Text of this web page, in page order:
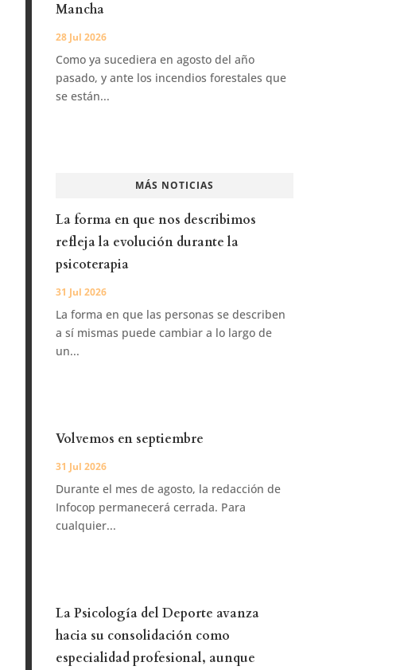
Mancha
28 Jul 2026
Como ya sucediera en agosto del año
pasado, y ante los incendios forestales que
se están...
MÁS NOTICIAS
La forma en que nos describimos
refleja la evolución durante la
psicoterapia
31 Jul 2026
La forma en que las personas se describen
a sí mismas puede cambiar a lo largo de
un...
Volvemos en septiembre
31 Jul 2026
Durante el mes de agosto, la redacción de
Infocop permanecerá cerrada. Para
cualquier...
La Psicología del Deporte avanza
hacia su consolidación como
especialidad profesional, aunque